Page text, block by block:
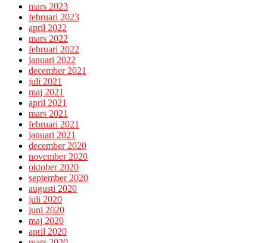
mars 2023
februari 2023
april 2022
mars 2022
februari 2022
januari 2022
december 2021
juli 2021
maj 2021
april 2021
mars 2021
februari 2021
januari 2021
december 2020
november 2020
oktober 2020
september 2020
augusti 2020
juli 2020
juni 2020
maj 2020
april 2020